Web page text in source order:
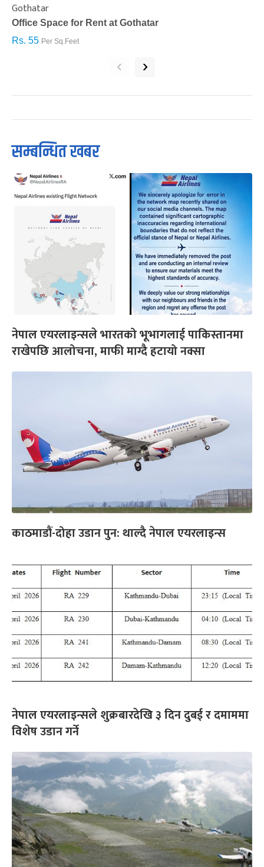
Gothatar
Office Space for Rent at Gothatar
Rs. 55 Per Sq.Feet
‹ ›
सम्बन्धित खबर
नेपाल एयरलाइन्सले भारतको भूभागलाई पाकिस्तानमा
राखेपछि आलोचना, माफी माग्दै हटायो नक्सा
काठमाडौं-दोहा उडान पुन: थाल्दै नेपाल एयरलाइन्स
नेपाल एयरलाइन्सले शुक्रबारदेखि ३ दिन दुबई र दमाममा
विशेष उडान गर्ने